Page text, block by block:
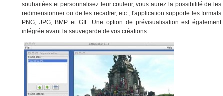
souhaitées et personnalisez leur couleur, vous aurez la possibilité de les
redimensionner ou de les recadrer, etc., l'application supporte les formats
PNG, JPG, BMP et GIF. Une option de prévisualisation est également
intégrée avant la sauvegarde de vos créations.